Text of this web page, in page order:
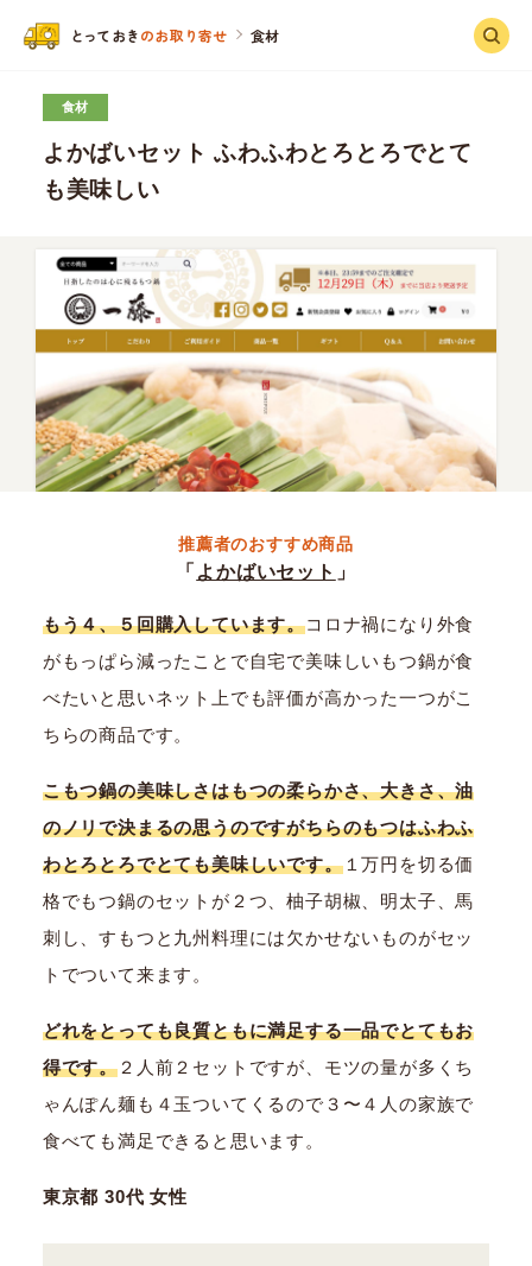
とっておきのお取り寄せ 食材
食材
よかばいセット ふわふわとろとろでとて
も美味しい
推薦者のおすすめ商品
「 よかばいセット 」
もう４、５回購入しています。コロナ禍になり外食
がもっぱら減ったことで自宅で美味しいもつ鍋が食
べたいと思いネット上でも評価が高かった一つがこ
ちらの商品です。
こもつ鍋の美味しさはもつの柔らかさ、大きさ、油
のノリで決まるの思うのですがちらのもつはふわふ
わとろとろでとても美味しいです。１万円を切る価
格でもつ鍋のセットが２つ、柚子胡椒、明太子、馬
刺し、すもつと九州料理には欠かせないものがセッ
トでついて来ます。
どれをとっても良質ともに満足する一品でとてもお
得です。 ２人前２セットですが、モツの量が多くち
ゃんぽん麺も４玉ついてくるので３〜４人の家族で
食べても満足できると思います。
東京都 30代 女性